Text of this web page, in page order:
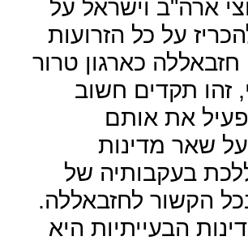
ארה"ב וישראל על
על כל הזרועות
חזבאללה כארגון טרור
זהו תקדים חשוב
את אותם
שאר מדינות
בעקבותיה של
הקשור לחזבאללה.
הבעייתיות היא